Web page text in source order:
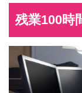
残業100時